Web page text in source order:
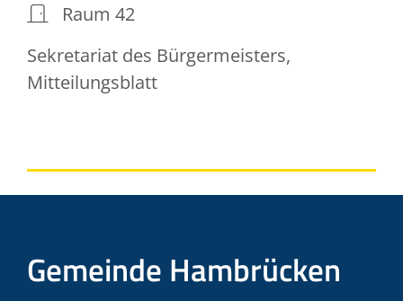
Raum 42
Sekretariat des Bürgermeisters,
Mitteilungsblatt
Gemeinde Hambrücken